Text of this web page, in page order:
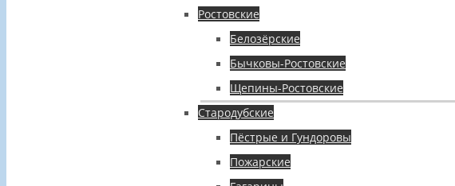
Ростовские
Белозёрские
Бычковы-Ростовские
Щепины-Ростовские
Стародубские
Пёстрые и Гундоровы
Пожарские